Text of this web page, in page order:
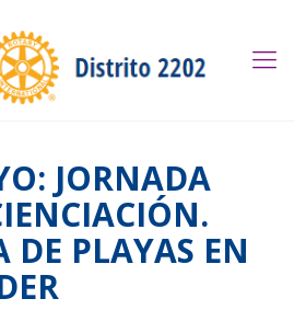
JORNADA
DE PLAYAS EN